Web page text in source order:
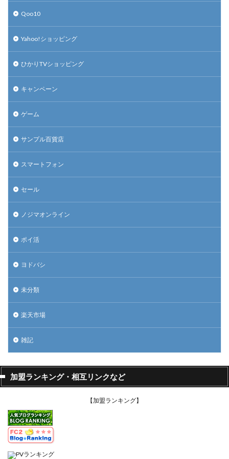
Qoo10
Yahoo!ショッピング
ひかりTVショッピング
キャンペーン
ゲーム
サンプル百貨店
スマートフォン
セール
ノジマオンライン
ポイ活
ヨドバシ
未分類
楽天市場
雑記
加盟ランキング・相互リンクなど
【加盟ランキング】